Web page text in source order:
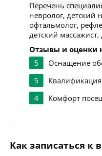
Перечень
невролог, детский
офтальмолог,
детский
Отзывы и оценки
5
Оснащение
5
4
Комфорт
Как записаться к